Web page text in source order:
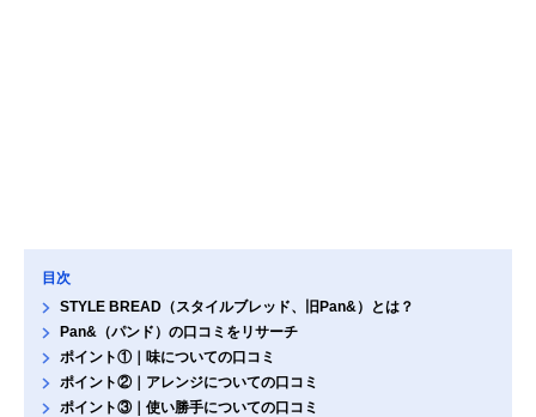
目次
STYLE BREAD（スタイルブレッド、旧Pan&）とは？
Pan&（パンド）の口コミをリサーチ
ポイント①｜味についての口コミ
ポイント②｜アレンジについての口コミ
ポイント③｜使い勝手についての口コミ